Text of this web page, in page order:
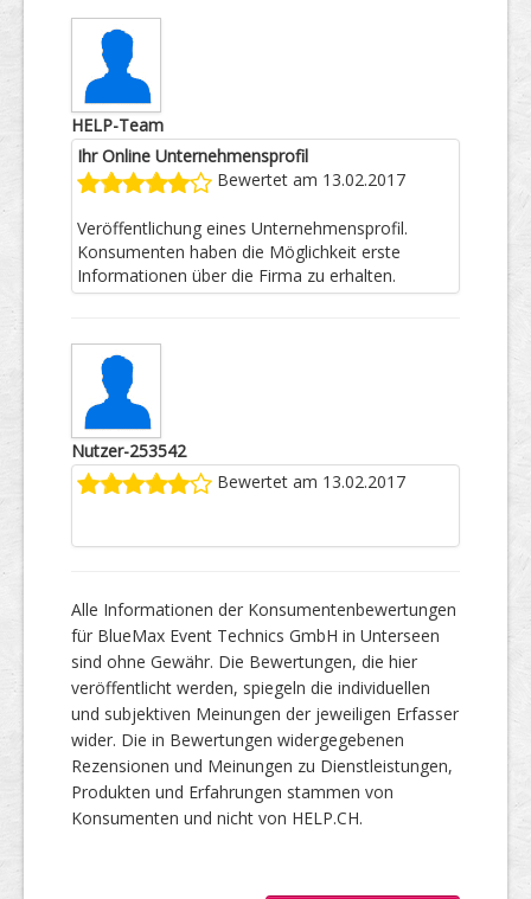
HELP-Team
Ihr Online Unternehmensprofil
Bewertet am 13.02.2017
Veröffentlichung eines Unternehmensprofil.
Konsumenten haben die Möglichkeit erste
Informationen über die Firma zu erhalten.
Nutzer-253542
Bewertet am 13.02.2017
Alle Informationen der Konsumentenbewertungen
für BlueMax Event Technics GmbH in Unterseen
sind ohne Gewähr. Die Bewertungen, die hier
veröffentlicht werden, spiegeln die individuellen
und subjektiven Meinungen der jeweiligen Erfasser
wider. Die in Bewertungen widergegebenen
Rezensionen und Meinungen zu Dienstleistungen,
Produkten und Erfahrungen stammen von
Konsumenten und nicht von HELP.CH.